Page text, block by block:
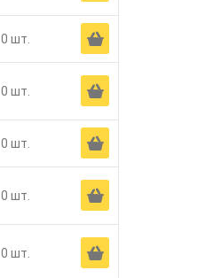
0 шт. Ä
0 шт. Ä
0 шт. Ä
0 шт. Ä
0 шт. Ä